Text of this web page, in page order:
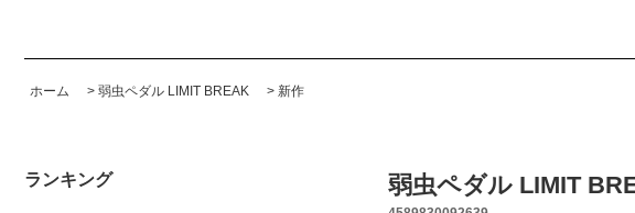
ホーム > 弱虫ペダル LIMIT BREAK > 新作
ランキング 弱虫ペダル LIMIT